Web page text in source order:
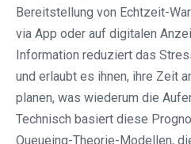
Bereitstellung von Echtzeit-
via App oder auf digitalen
Information reduziert das
und erlaubt es ihnen, ihre Zeit
planen, was wiederum die
Technisch basiert diese
Queueing-Theorie-Modellen,